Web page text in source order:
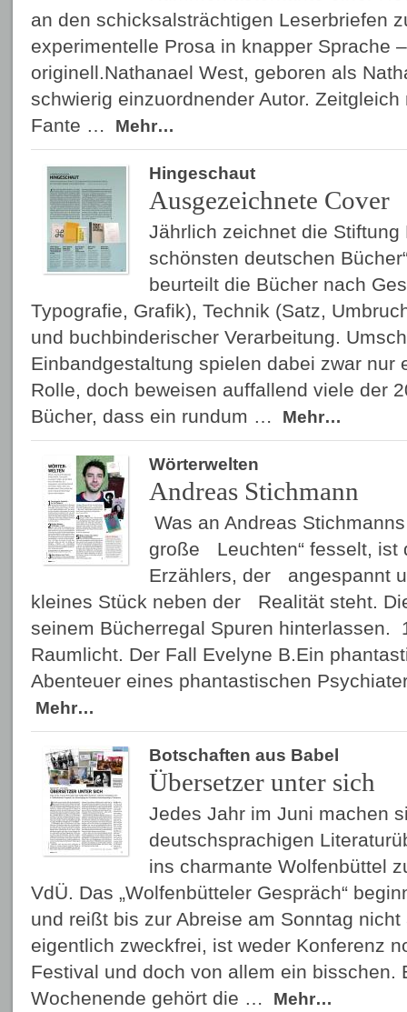
an den schicksalsträchtigen Leserbriefen
experimentelle Prosa in knapper Sprache
originell.Nathanael West, geboren als
schwierig einzuordnender Autor.
Fante …
Mehr…
Hingeschaut
Ausgezeichnete Cover
Jährlich zeichnet die Stiftung
schönsten deutschen
beurteilt die Bücher nach
Typografie, Grafik), Technik (Satz,
und buchbinderischer Verarbeitung.
Einbandgestaltung spielen dabei zwar nur
Rolle, doch beweisen auffallend viele der
Bücher, dass ein rundum …
Mehr…
Wörterwelten
Andreas Stichmann
Was an Andreas
große Leuchten“ fesselt, ist
Erzählers, der angespannt
kleines Stück neben der Realität steht.
seinem Bücherregal Spuren hinterlassen.
Raumlicht. Der Fall Evelyne B.Ein
Abenteuer eines phantastischen
Mehr…
Botschaften aus Babel
Übersetzer unter sich
Jedes Jahr im Juni machen
deutschsprachigen
ins charmante Wolfenbüttel
VdÜ. Das „Wolfenbütteler Gespräch“
und reißt bis zur Abreise am Sonntag
eigentlich zweckfrei, ist weder Konferenz
Festival und doch von allem ein bisschen.
Wochenende gehört die …
Mehr…